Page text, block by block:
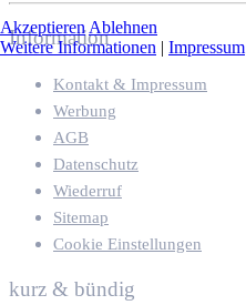
Information
Kontakt & Impressum
Werbung
AGB
Datenschutz
Wiederruf
Sitemap
Cookie Einstellungen
kurz & bündig
Akzeptieren Ablehnen
Weitere Informationen | Impressum